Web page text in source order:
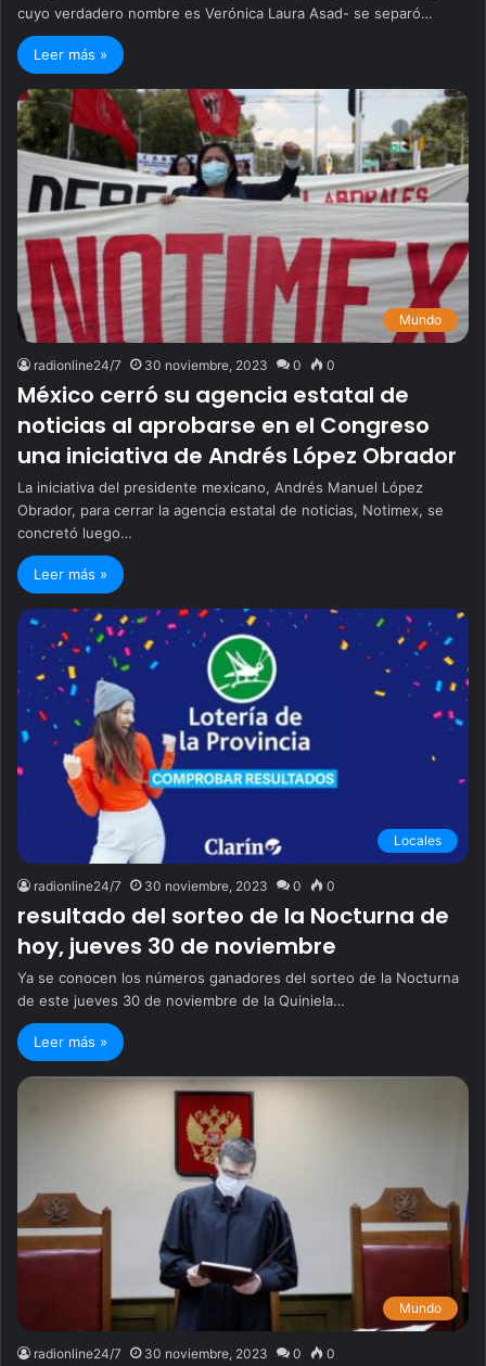
cuyo verdadero nombre es Verónica Laura Asad- se separó…
Leer más »
Mundo
radionline24/7 30 noviembre, 2023 0 0
México cerró su agencia estatal de
noticias al aprobarse en el Congreso
una iniciativa de Andrés López Obrador
La iniciativa del presidente mexicano, Andrés Manuel López
Obrador, para cerrar la agencia estatal de noticias, Notimex, se
concretó luego…
Leer más »
Locales
radionline24/7 30 noviembre, 2023 0 0
resultado del sorteo de la Nocturna de
hoy, jueves 30 de noviembre
Ya se conocen los números ganadores del sorteo de la Nocturna
de este jueves 30 de noviembre de la Quiniela…
Leer más »
Mundo
radionline24/7 30 noviembre, 2023 0 0